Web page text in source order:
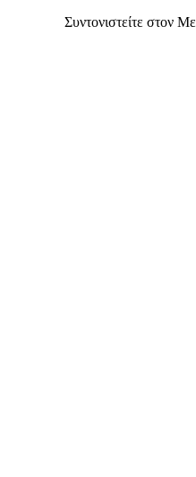
Συντονιστείτε στον